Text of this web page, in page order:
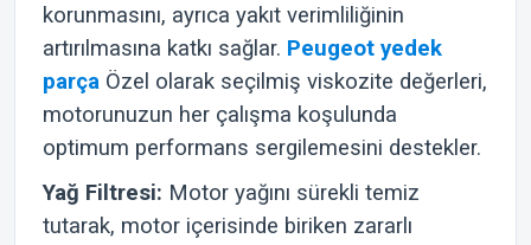
korunmasını, ayrıca yakıt verimliliğinin
artırılmasına katkı sağlar. Peugeot yedek
parça Özel olarak seçilmiş viskozite değerleri,
motorunuzun her çalışma koşulunda
optimum performans sergilemesini destekler.
Yağ Filtresi: Motor yağını sürekli temiz
tutarak, motor içerisinde biriken zararlı